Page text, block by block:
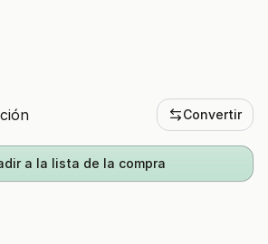
Convertir
a la lista de la compra